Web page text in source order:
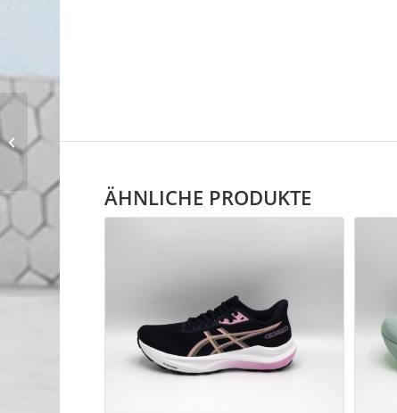
ÄHNLICHE PRODUKTE
ON Cloudstratus
Damen